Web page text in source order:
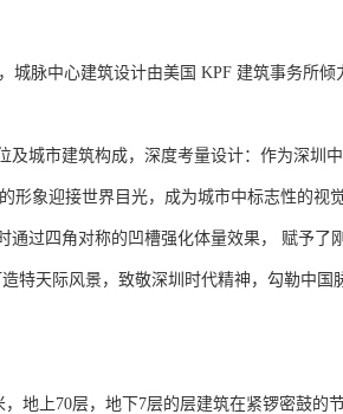
脉中心建筑设计由美国 KPF 建筑事务所倾
及城市建筑构成，深度考量设计：作为深圳中
象迎接世界目光，成为城市中标志性的视觉
通过四⻆对称的凹槽强化体量效果， 赋予了
特天际风景，致敬深圳时代精神，勾勒中国
地上70层，地下7层的层建筑在紧锣密鼓的节